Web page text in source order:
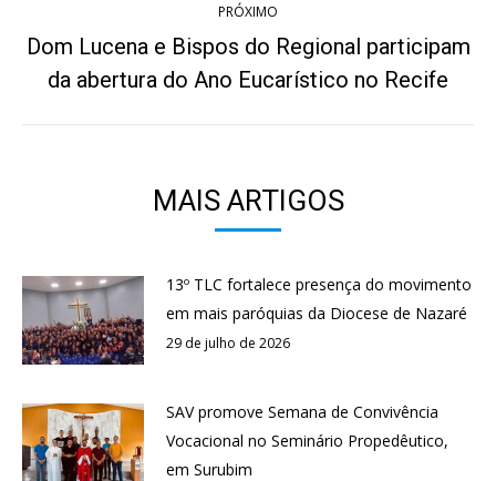
PRÓXIMO
Próximo
post:
Dom Lucena e Bispos do Regional participam
da abertura do Ano Eucarístico no Recife
MAIS ARTIGOS
13º TLC fortalece presença do movimento
em mais paróquias da Diocese de Nazaré
29 de julho de 2026
SAV promove Semana de Convivência
Vocacional no Seminário Propedêutico,
em Surubim